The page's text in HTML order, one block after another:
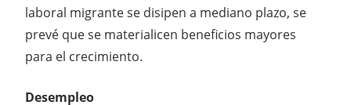
laboral migrante se disipen a mediano plazo, se
prevé que se materialicen beneficios mayores
para el crecimiento.
Desempleo